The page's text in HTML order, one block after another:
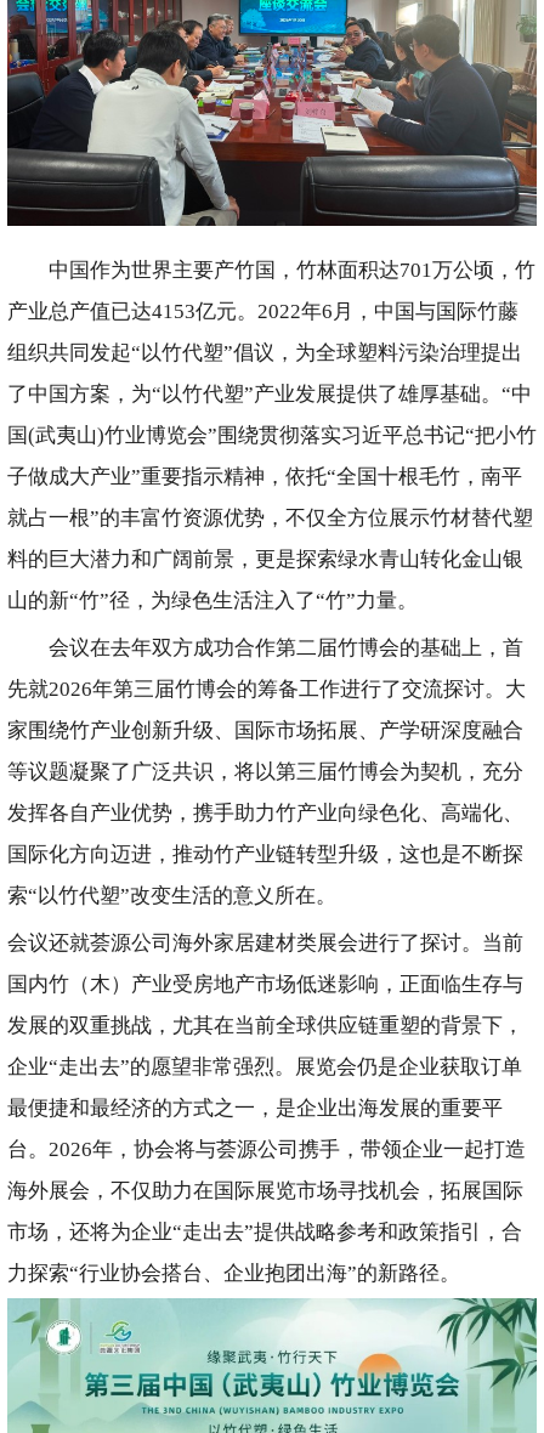
中国作为世界主要产竹国，竹林面积达701万公顷，竹
产业总产值已达4153亿元。2022年6月，中国与国际竹藤
组织共同发起“以竹代塑”倡议，为全球塑料污染治理提出
了中国方案，为“以竹代塑”产业发展提供了雄厚基础。“中
国(武夷山)竹业博览会”围绕贯彻落实习近平总书记“把小竹
子做成大产业”重要指示精神，依托“全国十根毛竹，南平
就占一根”的丰富竹资源优势，不仅全方位展示竹材替代塑
料的巨大潜力和广阔前景，更是探索绿水青山转化金山银
山的新“竹”径，为绿色生活注入了“竹”力量。
会议在去年双方成功合作第二届竹博会的基础上，首
先就2026年第三届竹博会的筹备工作进行了交流探讨。大
家围绕竹产业创新升级、国际市场拓展、产学研深度融合
等议题凝聚了广泛共识，将以第三届竹博会为契机，充分
发挥各自产业优势，携手助力竹产业向绿色化、高端化、
国际化方向迈进，推动竹产业链转型升级，这也是不断探
索“以竹代塑”改变生活的意义所在。
会议还就荟源公司海外家居建材类展会进行了探讨。当前
国内竹（木）产业受房地产市场低迷影响，正面临生存与
发展的双重挑战，尤其在当前全球供应链重塑的背景下，
企业“走出去”的愿望非常强烈。展览会仍是企业获取订单
最便捷和最经济的方式之一，是企业出海发展的重要平
台。2026年，协会将与荟源公司携手，带领企业一起打造
海外展会，不仅助力在国际展览市场寻找机会，拓展国际
市场，还将为企业“走出去”提供战略参考和政策指引，合
力探索“行业协会搭台、企业抱团出海”的新路径。